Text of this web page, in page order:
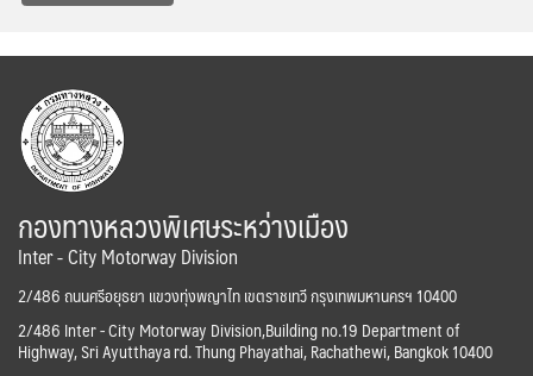
กองทางหลวงพิเศษระหว่างเมือง
Inter - City Motorway Division
2/486 ถนนศรีอยุธยา แขวงทุ่งพญาไท เขตราชเทวี กรุงเทพมหานครฯ 10400
2/486 Inter - City Motorway Division,Building no.19 Department of
Highway, Sri Ayutthaya rd. Thung Phayathai, Rachathewi, Bangkok 10400